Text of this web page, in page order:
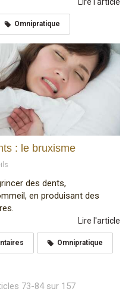
Omnipratique
: le bruxisme
des dents,
en produisant des
Lire l'article
Omnipratique
73-84 sur 157